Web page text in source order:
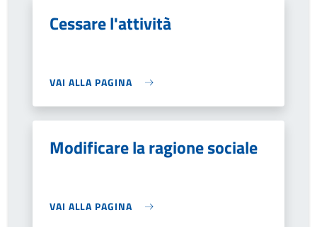
Cessare l'attività
VAI ALLA PAGINA
Modificare la ragione sociale
VAI ALLA PAGINA